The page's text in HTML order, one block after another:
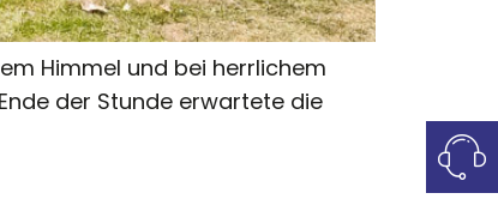
Himmel und bei herrlichem
der Stunde erwartete die